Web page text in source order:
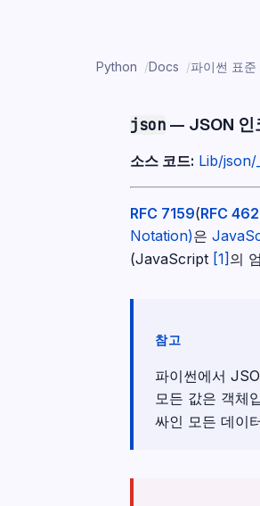
Python Docs 파이썬 표준
json — JSON 인
소스 코드: Lib/json/
RFC 7159(RFC
Notation)은
(JavaScript [1] 의
참고
파이썬에서
모든 값은 객체
싸인 모든 데이